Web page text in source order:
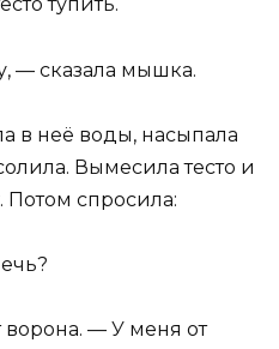
тупить.
— сказала мышка.
в неё воды, насыпала
Вымесила тесто и
Потом спросила:
— У меня от